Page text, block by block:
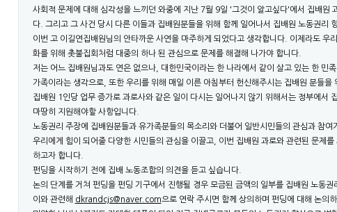
사회적 문제에 대해 심각성을 느끼던 와중에 지난 7월 9일 '그것이 알고싶다'에서 집배원
다. 그리고 그 사건 당시 다른 이들과 집배원분들을 위해 함께 일어나서 집배원 노동권리
이번 고 이길연집배원님의 안타까운 사연을 마주하게 되었다고 생각합니다. 이제라도 우
화를 위해 촛불집회처럼 대중의 하나 된 관심으로 문제를 해결해 나가야 합니다.
저는 어느 집배원님과도 연은 없으나, 대한민국이라는 한 나라에서 같이 살고 있는 한 민
가족이라는 생각으로, 또한 우리를 위해 매일 이른 아침부터 헌신해주시는 집배원 분들을
집배원 1인당 업무 증가로 과로사와 같은 일이 다시는 일어나지 않기 위해서는 정부에서
마땅히 지원해야할 사항입니다.
노동권리 주장에 집배원분들과 유가족분들의 목소리와 더불어 일반시민들의 관심과 참여
우리에게 힘이 되어줄 다양한 시민들의 관심을 이끌고, 이번 집배원 과로와 관련된 문제
하고자 합니다.
펀딩을 시작하기 전에 집배 노동조합의 의견을 듣고 싶습니다.
논의 단계를 거쳐 펀딩을 펀딩 기구에서 진행될 경우 모금된 금액의 일부를 집배원 노동권
이와 관련해 dkrandcjs@naver.com으로 연락 주시면 함께 상의하며 펀딩에 대해 논의